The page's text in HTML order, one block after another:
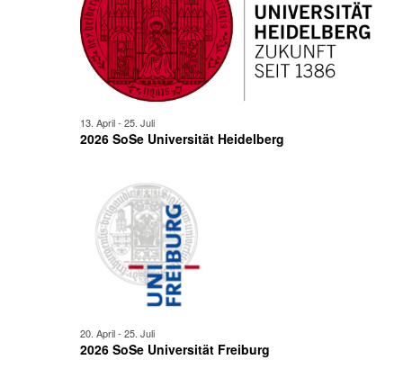
2026 SoSe Universität Heidelberg
13. April- 25. Juli
2026 SoSe Universität Freiburg
20. April- 25. Juli